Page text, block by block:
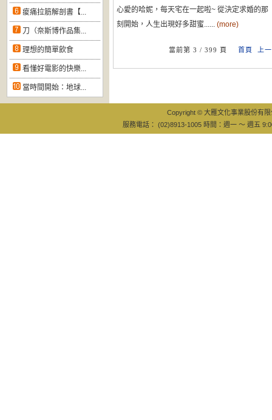
痠痛拉筋解剖書【...
刀（奈斯博作品集...
理想的簡單飲食
看懂好電影的快樂...
當時間開始：地球...
心愛的哈妮，每天宅在一起啦~ 從決定求婚的那
刻開始，人生出現好多甜蜜...... (more)
當前第 3 / 399 頁 首頁 上
Copyright © 大雁文化事業股份有
服務電話： (02)8913-1005 時間：週一 ～ 週五